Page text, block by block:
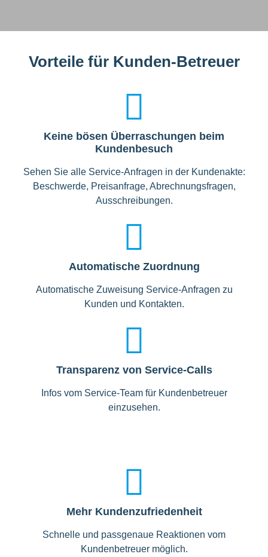
Vorteile für Kunden-Betreuer
Keine bösen Überraschungen beim
Kundenbesuch
Sehen Sie alle Service-Anfragen in der Kundenakte:
Beschwerde, Preisanfrage, Abrechnungsfragen,
Ausschreibungen.
Automatische Zuordnung
Automatische Zuweisung Service-Anfragen zu
Kunden und Kontakten.
Transparenz von Service-Calls
Infos vom Service-Team für Kundenbetreuer
einzusehen.
Mehr Kundenzufriedenheit
Schnelle und passgenaue Reaktionen vom
Kundenbetreuer möglich.